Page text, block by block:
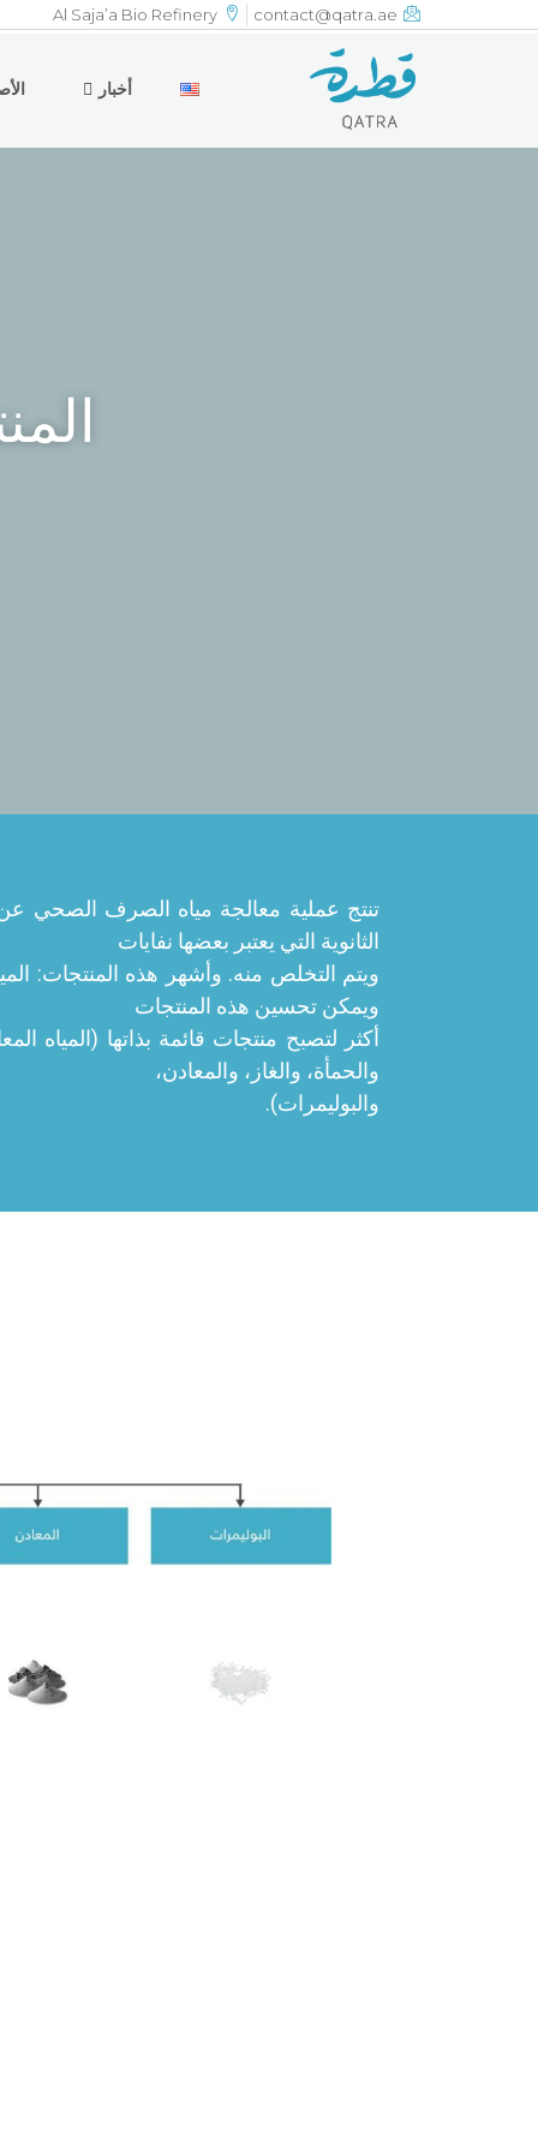
contact@qatra.ae
Al Saja’a Bio Refinery
أخبار
تنتج عملية معالجة مياه الصرف الصحي
الثانوية التي يعتبر بعضها نفايات
ويتم التخلص منه. وأشهر هذه المنتجات:
ويمكن تحسين هذه المنتجات
أكثر لتصبح منتجات قائمة بذاتها (المياه
والحمأة، والغاز، والمعادن،
والبوليمرات).